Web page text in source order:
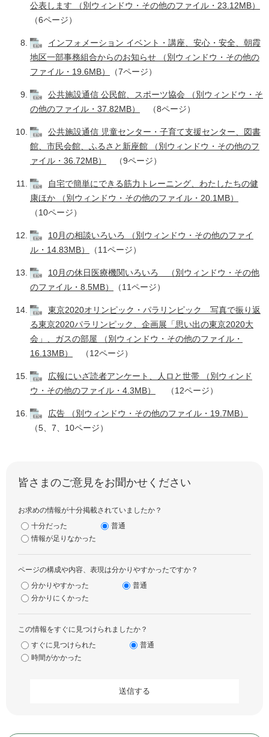
公表します （別ウィンドウ・その他のファイル・23.12MB）
（6ページ）
インフォメーション イベント・講座、安心・安全、朝霞
地区一部事務組合からのお知らせ （別ウィンドウ・その他の
ファイル・19.6MB）
（7ページ）
公共施設通信 公民館、スポーツ協会 （別ウィンドウ・そ
の他のファイル・37.82MB）
（8ページ）
公共施設通信 児童センター・子育て支援センター、図書
館、市民会館、ふるさと新座館 （別ウィンドウ・その他のフ
ァイル・36.72MB）
（9ページ）
自宅で簡単にできる筋力トレーニング、わたしたちの健
康ほか （別ウィンドウ・その他のファイル・20.1MB）
（10ページ）
10月の相談いろいろ （別ウィンドウ・その他のファイ
ル・14.83MB）
（11ページ）
10月の休日医療機関いろいろ （別ウィンドウ・その他
のファイル・8.5MB）
（11ページ）
東京2020オリンピック・パラリンピック 写真で振り返
る東京2020パラリンピック、企画展「思い出の東京2020大
会」、ガスの部屋 （別ウィンドウ・その他のファイル・
16.13MB）
（12ページ）
広報にいざ読者アンケート、人ロと世帯 （別ウィンド
ウ・その他のファイル・4.3MB）
（12ページ）
広告 （別ウィンドウ・その他のファイル・19.7MB）
（5、7、10ページ）
皆さまのご意見をお聞かせください
お求めの情報が十分掲載されていましたか？
十分だった
普通
情報が足りなかった
ページの構成や内容、表現は分かりやすかったですか？
分かりやすかった
普通
分かりにくかった
この情報をすぐに見つけられましたか？
すぐに見つけられた
普通
時間がかかった